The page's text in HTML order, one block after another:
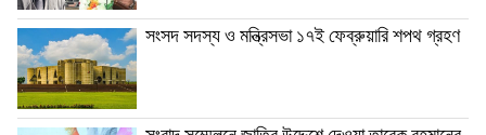
সংসদ সদস্য ও মন্ত্রিসভা ১৭ই ফেব্রুয়ারি শপথ গ্রহণ